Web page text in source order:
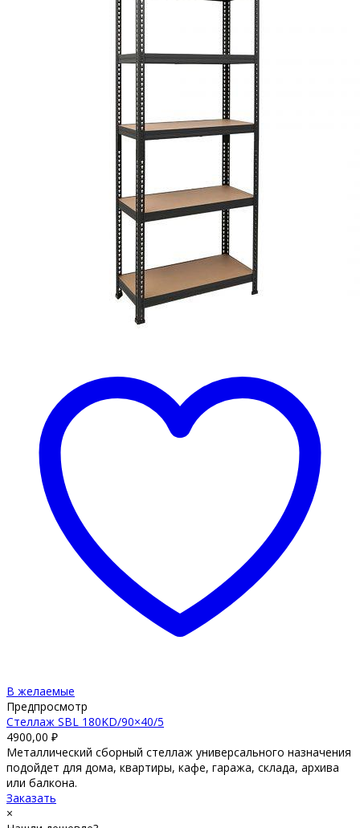
В желаемые
Предпросмотр
Стеллаж SBL 180KD/90×40/5
4900,00 ₽
Металлический сборный стеллаж универсального назначения
подойдет для дома, квартиры, кафе, гаража, склада, архива
или балкона.
Заказать
×